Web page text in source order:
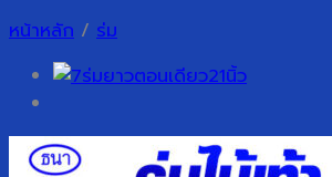
หน้าหลัก / ร่ม